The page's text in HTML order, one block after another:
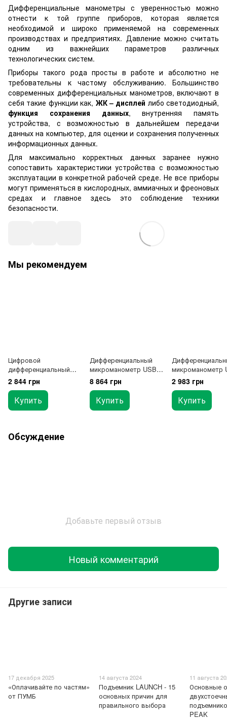
Дифференциальные манометры с уверенностью можно
отнести к той группе приборов, которая является
необходимой и широко применяемой на современных
производствах и предприятиях. Давление можно считать
одним из важнейших параметров различных
технологических систем.
Приборы такого рода просты в работе и абсолютно не
требовательны к частому обслуживанию. Большинство
современных дифференциальных манометров, включают в
себя такие функции как, ЖК – дисплей либо светодиодный,
функция сохранения данных, внутренняя память
устройства, с возможностью в дальнейшем передачи
данных на компьютер, для оценки и сохранения полученных
информационных данных.
Для максимально корректных данных заранее нужно
сопоставить характеристики устройства с возможностью
эксплуатации в конкретной рабочей среде. Не все приборы
могут применяться в кислородных, аммиачных и фреоновых
средах и главное здесь это соблюдение техники
безопасности.
Мы рекомендуем
Цифровой
дифференциальный
манометр USB, ±10
кПа BENETECH
GT5101-10KPA
2 844 грн
Купить
Дифференциальный
микроманометр USB,
±2,49 кПа BENETECH
8 864 грн
Купить
микроманометр
±10 кПа
2 983 грн
Купить
Обсуждение
Добавьте первый отзыв
Новый комментарий
Другие записи
17 декабря 2025
«Оплачивайте по частям»
от ПУМБ
14 августа 2024
Подъемник LAUNCH - 15
основных причин для
правильного выбора
11 августа
Основные
PEAK